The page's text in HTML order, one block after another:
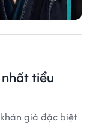
tiểu
giả đặc biệt